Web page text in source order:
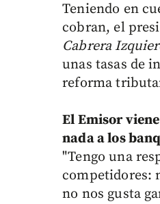
Teniendo en
cobran, el
Cabrera
unas tasas de
reforma
El Emisor
nada a los
"Tengo una
competidores:
no nos gusta